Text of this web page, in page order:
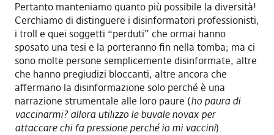
Pertanto manteniamo quanto più possibile la diversità!
Cerchiamo di distinguere i disinformatori professionisti,
i troll e quei soggetti “perduti” che ormai hanno
sposato una tesi e la porteranno fin nella tomba; ma ci
sono molte persone semplicemente disinformate, altre
che hanno pregiudizi bloccanti, altre ancora che
affermano la disinformazione solo perché è una
narrazione strumentale alle loro paure (ho paura di
vaccinarmi? allora utilizzo le buvale novax per
attaccare chi fa pressione perché io mi vaccini).